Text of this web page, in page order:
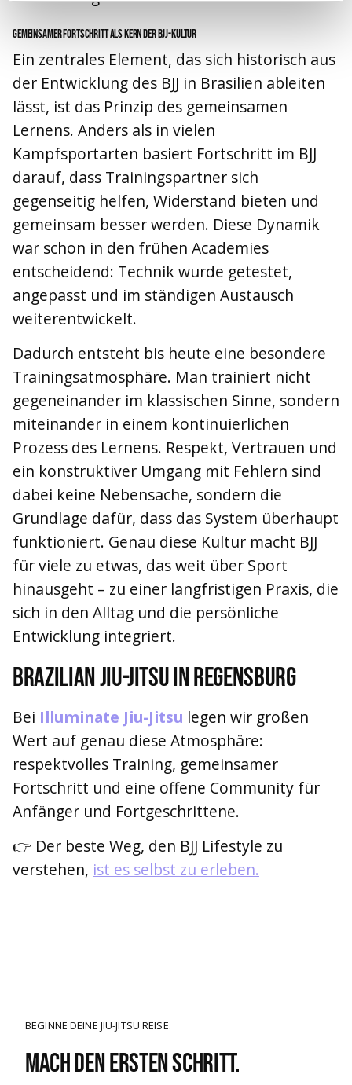
Gemeinsamer Fortschritt als Kern der BJJ-Kultur
Ein zentrales Element, das sich historisch aus
der Entwicklung des BJJ in Brasilien ableiten
lässt, ist das Prinzip des gemeinsamen
Lernens. Anders als in vielen
Kampfsportarten basiert Fortschritt im BJJ
darauf, dass Trainingspartner sich
gegenseitig helfen, Widerstand bieten und
gemeinsam besser werden. Diese Dynamik
war schon in den frühen Academies
entscheidend: Technik wurde getestet,
angepasst und im ständigen Austausch
weiterentwickelt.
Dadurch entsteht bis heute eine besondere
Trainingsatmosphäre. Man trainiert nicht
gegeneinander im klassischen Sinne, sondern
miteinander in einem kontinuierlichen
Prozess des Lernens. Respekt, Vertrauen und
ein konstruktiver Umgang mit Fehlern sind
dabei keine Nebensache, sondern die
Grundlage dafür, dass das System überhaupt
funktioniert. Genau diese Kultur macht BJJ
für viele zu etwas, das weit über Sport
hinausgeht – zu einer langfristigen Praxis, die
sich in den Alltag und die persönliche
Entwicklung integriert.
Brazilian Jiu-Jitsu in Regensburg
Bei Illuminate Jiu-Jitsu legen wir großen
Wert auf genau diese Atmosphäre:
respektvolles Training, gemeinsamer
Fortschritt und eine offene Community für
Anfänger und Fortgeschrittene.
👉 Der beste Weg, den BJJ Lifestyle zu
verstehen, ist es selbst zu erleben.
BEGINNE DEINE JIU-JITSU REISE.
Mach den ersten Schritt.